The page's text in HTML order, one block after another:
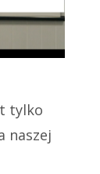
tylko
naszej